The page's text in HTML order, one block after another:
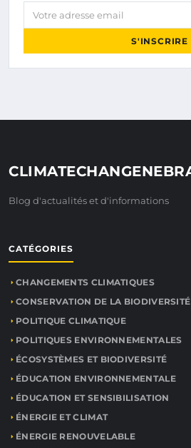
Votre adresse email
S'INSCRIRE
Blog d'actualités et d'informations
CATÉGORIES
CHANGEMENTS CLIMATIQUES
CONSERVATION DE LA BIODIVERSITÉ
POLITIQUE CLIMATIQUE
POLITIQUES ENVIRONNEMENTALES
ÉCOSYSTÈMES ET BIODIVERSITÉ
ÉDUCATION ENVIRONNEMENTALE
ÉDUCATION ET SENSIBILISATION
ÉNERGIE ET CLIMAT
ÉNERGIE RENOUVELABLE